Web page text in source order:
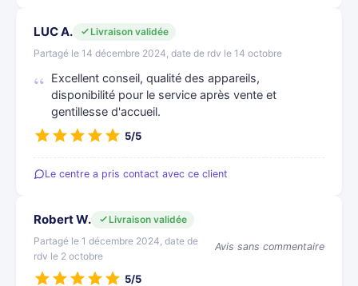
LUC A.
Livraison validée
Partagé le 14 décembre 2024, date de rdv le 14 octobre
Excellent conseil, qualité des appareils,
disponibilité pour le service après vente et
gentillesse d'accueil.
5/5
Le centre a pris contact avec ce client
Robert W.
Livraison validée
Partagé le 1 décembre 2024, date de
rdv le 2 octobre
Avis sans commentaire
5/5